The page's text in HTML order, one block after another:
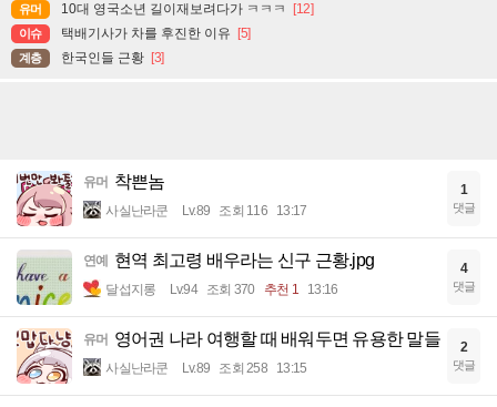
유머 10대 영국소년 길이재보려다가 ㅋㅋㅋ [12]
이슈 택배기사가 차를 후진한 이유 [5]
계층 한국인들 근황 [3]
유머 착쁜놈
사실난라쿤 Lv.89 조회 116 13:17
1
댓글
연예 현역 최고령 배우라는 신구 근황.jpg
달섭지롱 Lv.94 조회 370 추천 1 13:16
4
댓글
유머 영어권 나라 여행할 때 배워두면 유용한 말들
사실난라쿤 Lv.89 조회 258 13:15
2
댓글